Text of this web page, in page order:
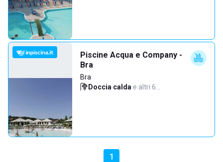
Piscine Acqua e Company -
Bra
Bra
Doccia calda·e altri 6…
1